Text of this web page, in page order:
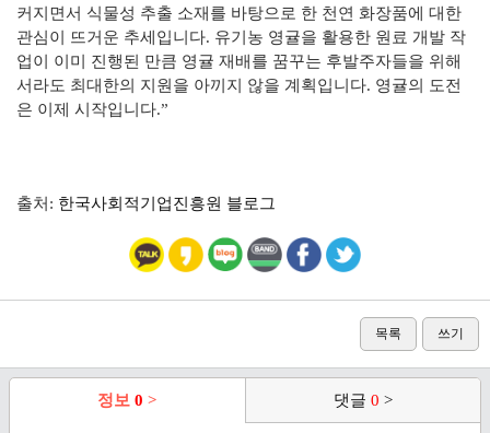
커지면서 식물성 추출 소재를 바탕으로 한 천연 화장품에 대한
관심이 뜨거운 추세입니다. 유기농 영귤을 활용한 원료 개발 작
업이 이미 진행된 만큼 영귤 재배를 꿈꾸는 후발주자들을 위해
서라도 최대한의 지원을 아끼지 않을 계획입니다. 영귤의 도전
은 이제 시작입니다.”
출처: 한국사회적기업진흥원 블로그
목록 쓰기
정보 0 > 댓글 0 >